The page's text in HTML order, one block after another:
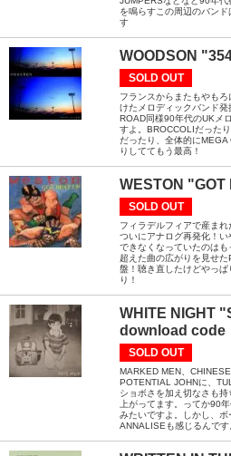
を鳴らすこの周辺のバン
す
WOODSON
SOLD OUT
フランスからまたもやも
けたメロディックバンド
ROAD同様90年代のUKメ
すよ。BROCCOLIだった
だったり、全体的に
りしててもう最高！
WESTON
SOLD OUT
フィラデルフィアで産ま
ついにアナログ再発化！
できなくなっていたのは
超えた曲の広がりを見せ
盤！聴き直したけどやっ
り！
WHITE NIGHT
download code
SOLD OUT
MARKED MEN、
POTENTIAL JOHNに、
ショボさを加え切なさも
上がってます。ってか90
みたいですよ。しかし、
ANNALISEも感じるんです